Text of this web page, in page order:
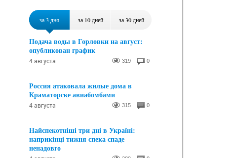
за 3 дня за 10 дней за 30 дней
Подача воды в Горловки на август:
опубликован график
4 августа 319 0
Россия атаковала жилые дома в
Краматорске авиабомбами
4 августа 315 0
Найспекотніші три дні в Україні:
наприкінці тижня спека спаде
ненадовго